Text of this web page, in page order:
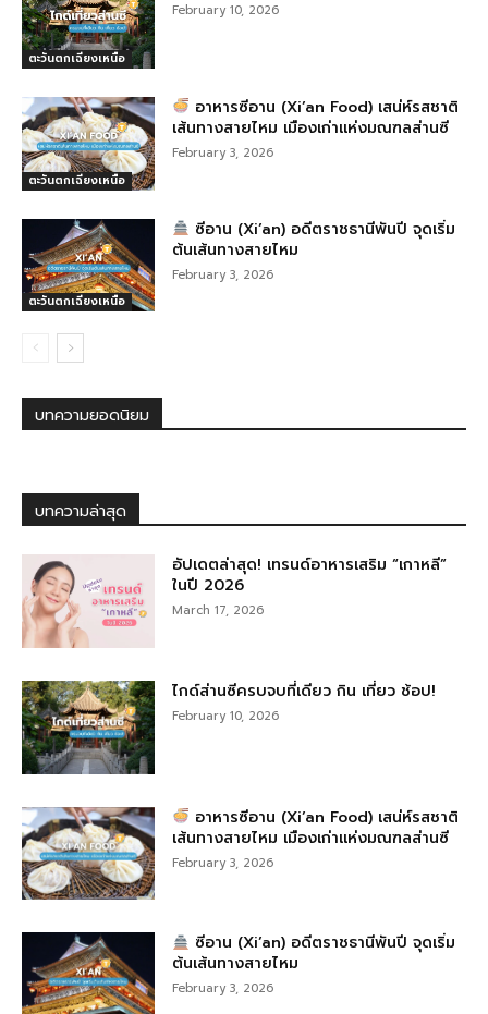
ตะวันตกเฉียงเหนือ
February 10, 2026
ตะวันตกเฉียงเหนือ
อาหารซีอาน (Xi’an Food) เสน่ห์รสชาติ
เส้นทางสายไหม เมืองเก่าแห่งมณฑลส่านซี
February 3, 2026
ตะวันตกเฉียงเหนือ
ซีอาน (Xi’an) อดีตราชธานีพันปี จุดเริ่ม
ต้นเส้นทางสายไหม
February 3, 2026
บทความยอดนิยม
บทความล่าสุด
อัปเดตล่าสุด! เทรนด์อาหารเสริม “เกาหลี”
ในปี 2026
March 17, 2026
ไกด์ส่านซีครบจบที่เดียว กิน เที่ยว ช้อป!
February 10, 2026
อาหารซีอาน (Xi’an Food) เสน่ห์รสชาติ
เส้นทางสายไหม เมืองเก่าแห่งมณฑลส่านซี
February 3, 2026
ซีอาน (Xi’an) อดีตราชธานีพันปี จุดเริ่ม
ต้นเส้นทางสายไหม
February 3, 2026